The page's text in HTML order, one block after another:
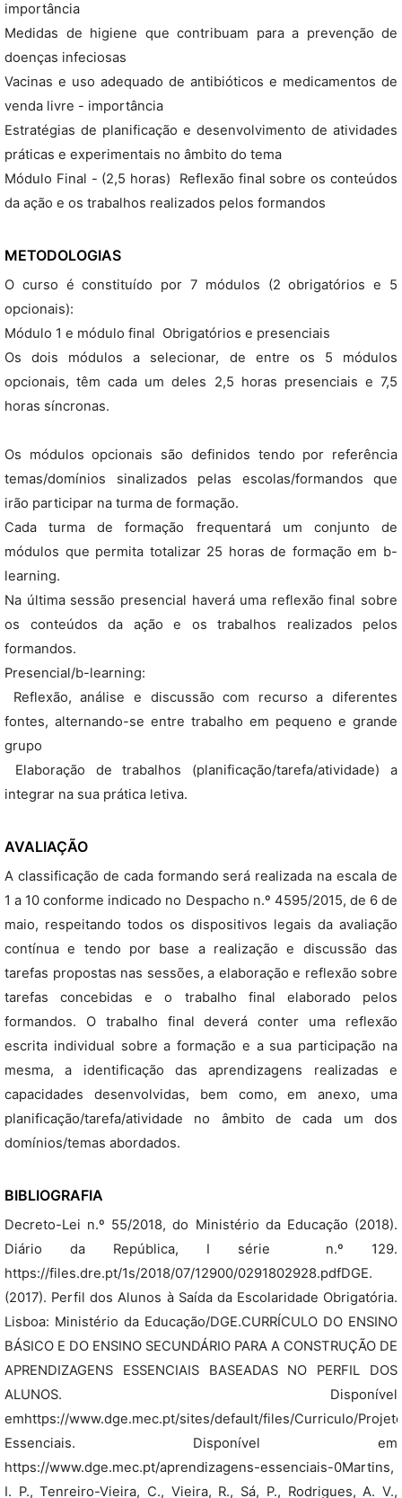
importância
Medidas de higiene que contribuam para a prevenção de
doenças infeciosas
Vacinas e uso adequado de antibióticos e medicamentos de
venda livre - importância
Estratégias de planificação e desenvolvimento de atividades
práticas e experimentais no âmbito do tema
Módulo Final - (2,5 horas)  Reflexão final sobre os conteúdos
da ação e os trabalhos realizados pelos formandos
METODOLOGIAS
O curso é constituído por 7 módulos (2 obrigatórios e 5
opcionais):
Módulo 1 e módulo final  Obrigatórios e presenciais
Os dois módulos a selecionar, de entre os 5 módulos
opcionais, têm cada um deles 2,5 horas presenciais e 7,5
horas síncronas.
Os módulos opcionais são definidos tendo por referência
temas/domínios sinalizados pelas escolas/formandos que
irão participar na turma de formação.
Cada turma de formação frequentará um conjunto de
módulos que permita totalizar 25 horas de formação em b-
learning.
Na última sessão presencial haverá uma reflexão final sobre
os conteúdos da ação e os trabalhos realizados pelos
formandos.
Presencial/b-learning:
 Reflexão, análise e discussão com recurso a diferentes
fontes, alternando-se entre trabalho em pequeno e grande
grupo
 Elaboração de trabalhos (planificação/tarefa/atividade) a
integrar na sua prática letiva.
AVALIAÇÃO
A classificação de cada formando será realizada na escala de
1 a 10 conforme indicado no Despacho n.º 4595/2015, de 6 de
maio, respeitando todos os dispositivos legais da avaliação
contínua e tendo por base a realização e discussão das
tarefas propostas nas sessões, a elaboração e reflexão sobre
tarefas concebidas e o trabalho final elaborado pelos
formandos. O trabalho final deverá conter uma reflexão
escrita individual sobre a formação e a sua participação na
mesma, a identificação das aprendizagens realizadas e
capacidades desenvolvidas, bem como, em anexo, uma
planificação/tarefa/atividade no âmbito de cada um dos
domínios/temas abordados.
BIBLIOGRAFIA
Decreto-Lei n.º 55/2018, do Ministério da Educação (2018).
Diário da República, I série  n.º 129.
https://files.dre.pt/1s/2018/07/12900/0291802928.pdfDGE.
(2017). Perfil dos Alunos à Saída da Escolaridade Obrigatória.
Lisboa: Ministério da Educação/DGE.CURRÍCULO DO ENSINO
BÁSICO E DO ENSINO SECUNDÁRIO PARA A CONSTRUÇÃO DE
APRENDIZAGENS ESSENCIAIS BASEADAS NO PERFIL DOS
ALUNOS. Disponível
emhttps://www.dge.mec.pt/sites/default/files/Curriculo/
Essenciais. Disponível em
https://www.dge.mec.pt/aprendizagens-essenciais-0Martins,
I. P., Tenreiro-Vieira, C., Vieira, R., Sá, P., Rodrigues, A. V.,